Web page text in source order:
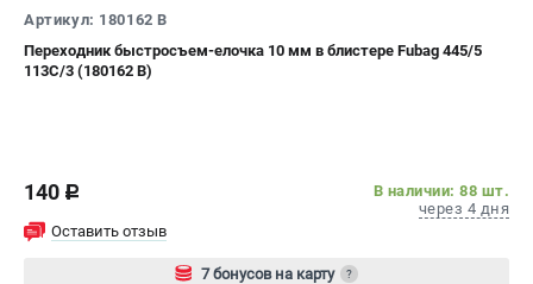
Артикул: 180162 B
Переходник быстросъем-елочка 10 мм в блистере Fubag 445/5
113С/3 (180162 B)
140 c
В наличии: 88 шт.
через 4 дня
Оставить отзыв
7 бонусов на карту ?